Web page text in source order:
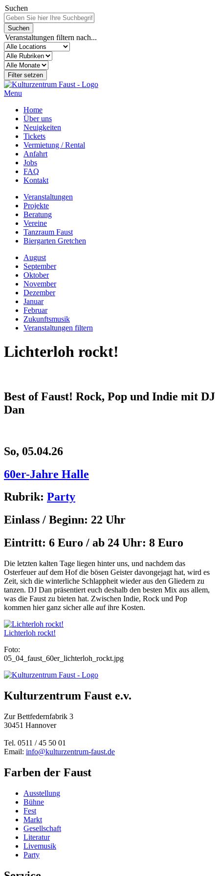
Suchen
Veranstaltungen filtern nach...
Menu
Home
Über uns
Neuigkeiten
Tickets
Vermietung / Rental
Anfahrt
Jobs
FAQ
Kontakt
Veranstaltungen
Projekte
Beratung
Vereine
Tanzraum Faust
Biergarten Gretchen
August
September
Oktober
November
Dezember
Januar
Februar
Zukunftsmusik
Veranstaltungen filtern
Lichterloh rockt!
Best of Faust! Rock, Pop und Indie mit DJ
Dan
So, 05.04.26
60er-Jahre Halle
Rubrik: Party
Einlass / Beginn: 22 Uhr
Eintritt: 6 Euro / ab 24 Uhr: 8 Euro
Die letzten kalten Tage liegen hinter uns, und nachdem das
Osterfeuer auf dem Hof die bösen Geister davongejagt hat, wird es
Zeit, sich die winterliche Schlappheit wieder aus den Gliedern zu
tanzen. DJ Dan präsentiert euch deshalb den besten Mix aus allem,
was die Faust zu bieten hat. Zwischen Indie, Rock und Pop
kommen hier ganz sicher alle auf ihre Kosten.
Lichterloh rockt!
Foto:
05_04_faust_60er_lichterloh_rockt.jpg
Kulturzentrum Faust e.v.
Zur Bettfedernfabrik 3
30451 Hannover
Tel. 0511 / 45 50 01
Email: info@kulturzentrum-faust.de
Farben der Faust
Ausstellung
Bühne
Fest
Markt
Gesellschaft
Literatur
Livemusik
Party